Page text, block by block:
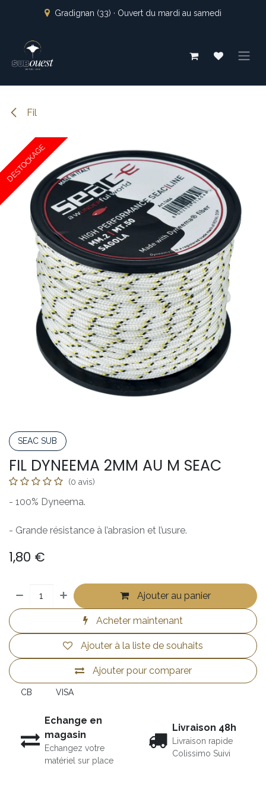
Se rendre au contenu
Gradignan (33) · Ouvert du mardi au samedi
Fil
DESTOCKAGE
SEAC SUB
FIL DYNEEMA 2MM AU M SEAC
(0 avis)
- 100% Dyneema.
- Grande résistance à l’abrasion et l’usure.
1,80 €
Ajouter au panier
Acheter maintenant
Ajouter pour comparer
Ajouter à la liste de souhaits
CB VISA
Echange en
magasin
Echangez votre
matériel sur place
Livraison 48h
Livraison rapide
Colissimo Suivi